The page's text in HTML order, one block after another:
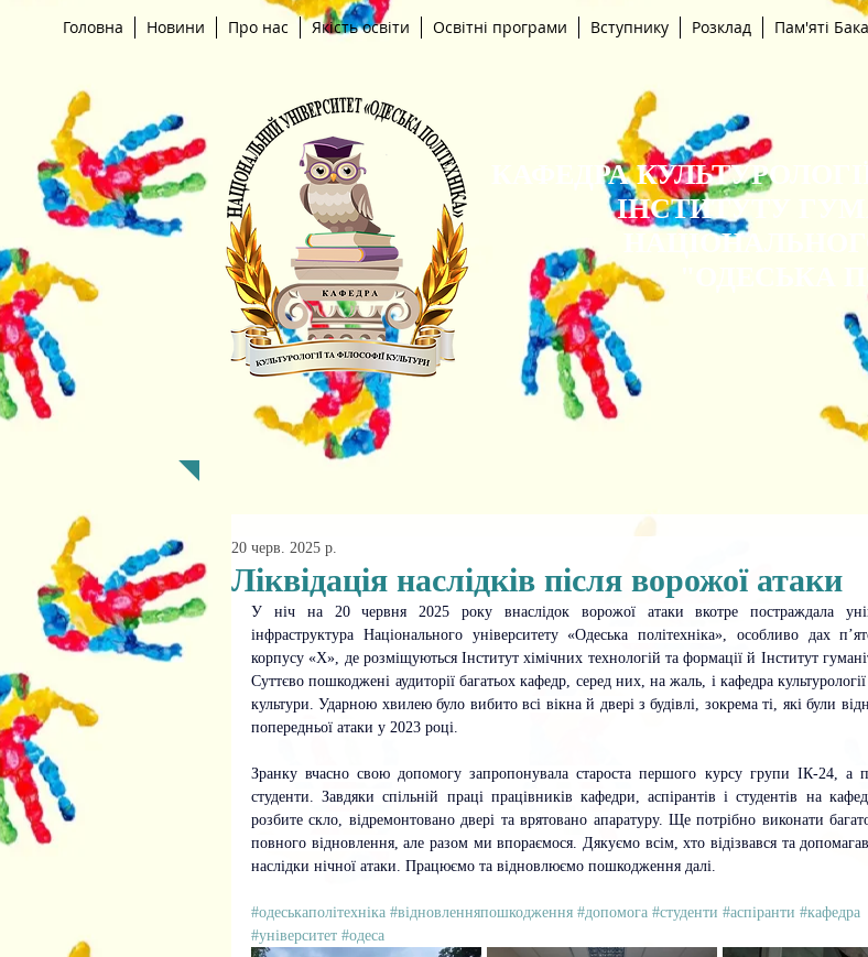
Головна Новини Про нас Якість освіти Освітні програми Вступнику Розклад Пам'яті
КАФЕДРА
ІНСТИТУТУ
"ОДЕСЬКА
Ліквідація наслідків після ворожої атаки
20 черв. 2025 р.
У ніч на 20 червня 2025 року внаслідок ворожої атаки вкотре постраждала
інфраструктура Національного університету «Одеська політехніка», особливо дах
корпусу «Х», де розміщуються Інститут хімічних технологій та формації й Інститут
Суттєво пошкоджені аудиторії багатьох кафедр, серед них, на жаль, і кафедра культурології
культури. Ударною хвилею було вибито всі вікна й двері з будівлі, зокрема ті, які були
попередньої атаки у 2023 році.
Зранку вчасно свою допомогу запропонувала староста першого курсу групи ІК-24, а
студенти. Завдяки спільній праці працівників кафедри, аспірантів і студентів на
розбите скло, відремонтовано двері та врятовано апаратуру. Ще потрібно виконати
повного відновлення, але разом ми впораємося. Дякуємо всім, хто відізвався та
наслідки нічної атаки. Працюємо та відновлюємо пошкодження далі.
#одеськаполітехніка #відновленняпошкодження #допомога #студенти #аспіранти #кафедра
#університет #одеса